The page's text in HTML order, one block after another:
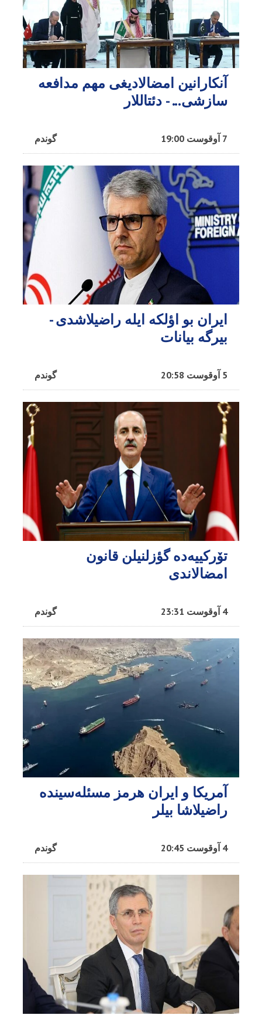
آنکارانین امضالادیغی مهم مدافعه
سازشی... - دئتاللار
گوندم 7 آوقوست 19:00
ایران بو اؤلکه ایله راضیلاشدی -
بیرگه بیانات
گوندم 5 آوقوست 20:58
تۆرکییه‌ده گؤزلنیلن قانون
امضالاندی
گوندم 4 آوقوست 23:31
آمریکا و ایران هرمز مسئله‌سینده
راضیلاشا بیلر
گوندم 4 آوقوست 20:45